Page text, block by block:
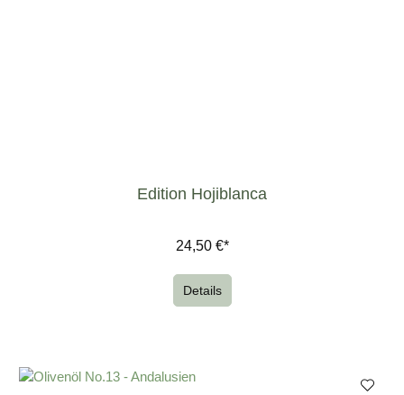
Edition Hojiblanca
24,50 €*
Details